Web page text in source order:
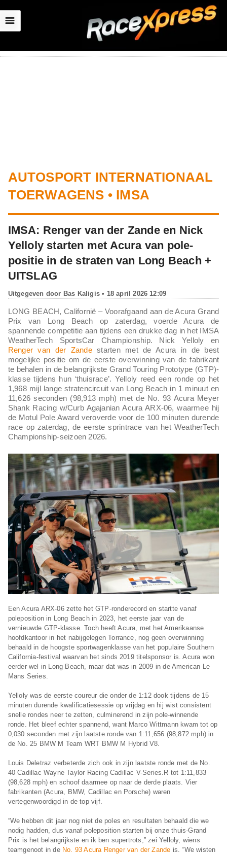
☰
AUTOSPORT INTERNATIONAAL
TOERWAGENS • IMSA
IMSA: Renger van der Zande en Nick
Yelloly starten met Acura van pole-
positie in de straten van Long Beach +
UITSLAG
Uitgegeven door Bas Kaligis• 18 april 2026 12:09
LONG BEACH, Californië – Voorafgaand aan de Acura Grand
Prix van Long Beach op zaterdag, voerde Acura de
spannende competitie aan tijdens een drukke dag in het IMSA
WeatherTech SportsCar Championship. Nick Yelloly en
Renger van der Zandestarten met de Acura in de best
mogelijke positie om de eerste overwinning van de fabrikant
te behalen in de belangrijkste Grand Touring Prototype (GTP)-
klasse tijdens hun ‘thuisrace’. Yelloly reed een ronde op het
1,968 mijl lange stratencircuit van Long Beach in 1 minuut en
11,626 seconden (98,913 mph) met de No. 93 Acura Meyer
Shank Racing w/Curb Agajanian Acura ARX-06, waarmee hij
de Motul Pole Award veroverde voor de 100 minuten durende
race op zaterdag, de eerste sprintrace van het WeatherTech
Championship-seizoen 2026.
Een Acura ARX-06 zette het GTP-ronderecord en startte vanaf
poleposition in Long Beach in 2023, het eerste jaar van de
vernieuwde GTP-klasse. Toch heeft Acura, met het Amerikaanse
hoofdkantoor in het nabijgelegen Torrance, nog geen overwinning
behaald in de hoogste sportwagenklasse van het populaire Southern
California-festival waarvan het sinds 2019 titelsponsor is. Acura won
eerder wel in Long Beach, maar dat was in 2009 in de American Le
Mans Series.
Yelloly was de eerste coureur die onder de 1:12 dook tijdens de 15
minuten durende kwalificatiesessie op vrijdag en hij wist consistent
snelle rondes neer te zetten, culminerend in zijn pole-winnende
ronde. Het bleef echter spannend, want Marco Wittmann kwam tot op
0,030 seconden met zijn laatste ronde van 1:11,656 (98,872 mph) in
de No. 25 BMW M Team WRT BMW M Hybrid V8.
Louis Deletraz verbeterde zich ook in zijn laatste ronde met de No.
40 Cadillac Wayne Taylor Racing Cadillac V-Series.R tot 1:11,833
(98,628 mph) en schoof daarmee op naar de derde plaats. Vier
fabrikanten (Acura, BMW, Cadillac en Porsche) waren
vertegenwoordigd in de top vijf.
“We hebben dit jaar nog niet de poles en resultaten behaald die we
nodig hadden, dus vanaf poleposition starten bij onze thuis-Grand
Prix is het belangrijkste en ik ben supertrots,” zei Yelloly, wiens
teamgenoot in de No. 93 Acura Renger van der Zande is. “We wisten